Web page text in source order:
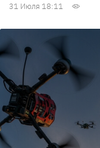
31 Июля 18:11